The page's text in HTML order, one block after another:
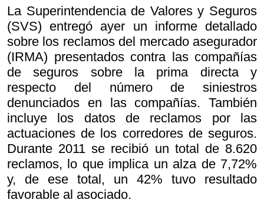
La Superintendencia de Valores y Seguros
(SVS) entregó ayer un informe detallado
sobre los reclamos del mercado asegurador
(IRMA) presentados contra las compañías
de seguros sobre la prima directa y
respecto del número de siniestros
denunciados en las compañías. También
incluye los datos de reclamos por las
actuaciones de los corredores de seguros.
Durante 2011 se recibió un total de 8.620
reclamos, lo que implica un alza de 7,72%
y, de ese total, un 42% tuvo resultado
favorable al asociado.